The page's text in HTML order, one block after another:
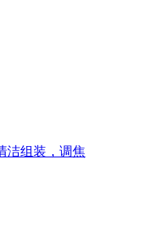
洁组装，调焦